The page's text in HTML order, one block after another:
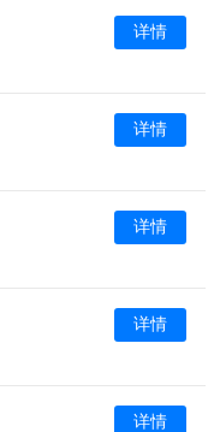
详情
详情
详情
详情
详情